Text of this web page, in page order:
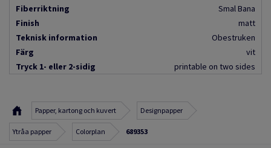
Fiberriktning
Smal Bana
Finish
matt
Teknisk information
Obestruken
Färg
vit
Tryck 1- eller 2-sidig
printable on two sides
Papper, kartong och kuvert Designpapper
Ytråa papper Colorplan 689353